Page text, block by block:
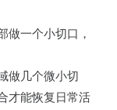
做一个小切口，
做几个微小切
才能恢复日常活